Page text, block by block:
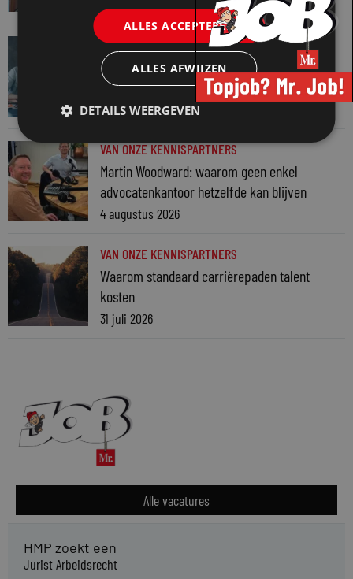
7 augustus 2026
VAN ONZE KENNISPARTNERS
Werkdruk zegt meer dan urennormen
7 augustus 2026
VAN ONZE KENNISPARTNERS
Martin Woodward: waarom geen enkel
advocatenkantoor hetzelfde kan blijven
4 augustus 2026
VAN ONZE KENNISPARTNERS
Waarom standaard carrièrepaden talent
kosten
31 juli 2026
Alle vacatures
HMP zoekt een
Jurist Arbeidsrecht
ALLES ACCEPTEREN
ALLES AFWIJZEN
DETAILS WEERGEVEN